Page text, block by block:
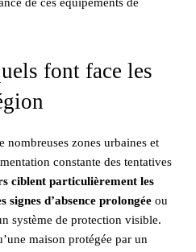
font face les
zones urbaines et
constante des tentatives
ciblent particulièrement les
signes d’absence prolongée ou
système de protection visible.
maison protégée par un